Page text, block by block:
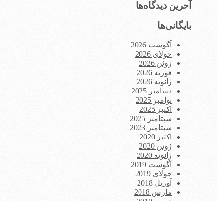
آخرین دیدگاه‌ها
بایگانی‌ها
آگوست 2026
جولای 2026
ژوئن 2026
فوریه 2026
ژانویه 2026
دسامبر 2025
نوامبر 2025
اکتبر 2025
سپتامبر 2025
سپتامبر 2023
اکتبر 2020
ژوئن 2020
ژانویه 2020
آگوست 2019
جولای 2019
آوریل 2018
مارس 2018